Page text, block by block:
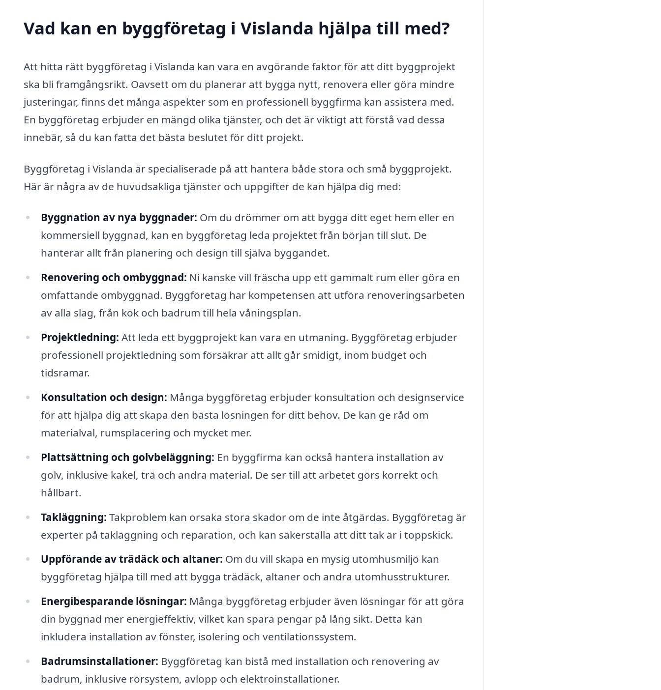
Vad kan en byggföretag i Vislanda hjälpa till med?
Att hitta rätt byggföretag i Vislanda kan vara en avgörande faktor för att ditt byggprojekt
ska bli framgångsrikt. Oavsett om du planerar att bygga nytt, renovera eller göra mindre
justeringar, finns det många aspekter som en professionell byggfirma kan assistera med.
En byggföretag erbjuder en mängd olika tjänster, och det är viktigt att förstå vad dessa
innebär, så du kan fatta det bästa beslutet för ditt projekt.
Byggföretag i Vislanda är specialiserade på att hantera både stora och små byggprojekt.
Här är några av de huvudsakliga tjänster och uppgifter de kan hjälpa dig med:
Byggnation av nya byggnader: Om du drömmer om att bygga ditt eget hem eller en
kommersiell byggnad, kan en byggföretag leda projektet från början till slut. De
hanterar allt från planering och design till själva byggandet.
Renovering och ombyggnad: Ni kanske vill fräscha upp ett gammalt rum eller göra en
omfattande ombyggnad. Byggföretag har kompetensen att utföra renoveringsarbeten
av alla slag, från kök och badrum till hela våningsplan.
Projektledning: Att leda ett byggprojekt kan vara en utmaning. Byggföretag erbjuder
professionell projektledning som försäkrar att allt går smidigt, inom budget och
tidsramar.
Konsultation och design: Många byggföretag erbjuder konsultation och designservice
för att hjälpa dig att skapa den bästa lösningen för ditt behov. De kan ge råd om
materialval, rumsplacering och mycket mer.
Plattsättning och golvbeläggning: En byggfirma kan också hantera installation av
golv, inklusive kakel, trä och andra material. De ser till att arbetet görs korrekt och
hållbart.
Takläggning: Takproblem kan orsaka stora skador om de inte åtgärdas. Byggföretag är
experter på takläggning och reparation, och kan säkerställa att ditt tak är i toppskick.
Uppförande av trädäck och altaner: Om du vill skapa en mysig utomhusmiljö kan
byggföretag hjälpa till med att bygga trädäck, altaner och andra utomhusstrukturer.
Energibesparande lösningar: Många byggföretag erbjuder även lösningar för att göra
din byggnad mer energieffektiv, vilket kan spara pengar på lång sikt. Detta kan
inkludera installation av fönster, isolering och ventilationssystem.
Badrumsinstallationer: Byggföretag kan bistå med installation och renovering av
badrum, inklusive rörsystem, avlopp och elektroinstallationer.